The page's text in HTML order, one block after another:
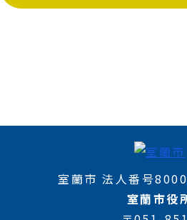
室蘭市 法人番号
室蘭市役